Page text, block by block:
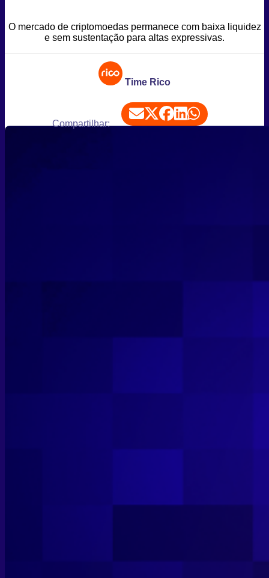
O mercado de criptomoedas permanece com baixa liquidez
e sem sustentação para altas expressivas.
Time Rico
Compartilhar: